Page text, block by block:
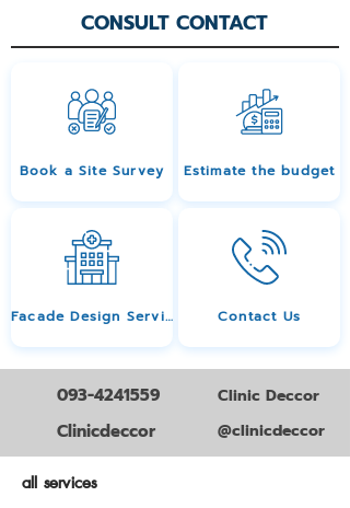
CONSULT CONTACT
Book a Site Survey Estimate the budget
Facade Design Service Contact Us
093-4241559
Clinicdeccor
Clinic Deccor
@clinicdeccor
all services